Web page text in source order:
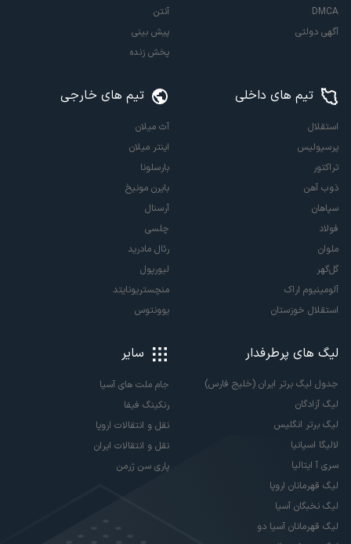
DMCA
آگهی دولتی
آنتن
پیش بینی
پخش زنده
تیم های داخلی
استقلال
پرسپولیس
تراکتور
ذوب آهن
سپاهان
فولاد
ملوان
گل‌گهر
آلومینیوم اراک
استقلال خوزستان
تیم های خارجی
آث میلان
اینتر میلان
بارسلونا
بایرن مونیخ
آرسنال
چلسی
رئال مادرید
لیورپول
منچستریونایتد
یوونتوس
لیگ های پرطرفدار
جدول لیگ برتر ایران (خلیج فارس)
لیگ آزادگان
لیگ برتر انگلیس
لالیگا اسپانیا
سری آ ایتالیا
لیگ قهرمانان اروپا
لیگ نخبگان آسیا
لیگ قهرمانان آسیا دو
سایر
جام ملت های آسیا
رنکینگ فیفا
نقل و انتقالات اروپا
نقل و انتقالات ایران
پاری سن ژرمن